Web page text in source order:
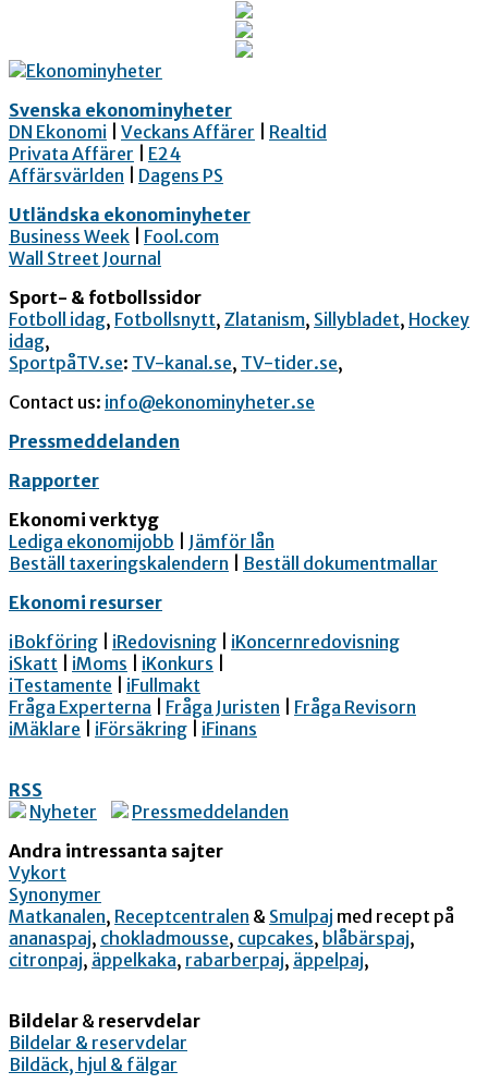
Svenska ekonominyheter
DN Ekonomi
Veckans Affärer
Realtid
Privata Affärer
E24
Affärsvärlden
Dagens PS
Utländska ekonominyheter
Business Week
Fool.com
Wall Street Journal
Sport- & fotbollssidor
Fotboll idag, Fotbollsnytt, Zlatanism, Sillybladet, Hockey
idag,
SportpåTV.se: TV-kanal.se, TV-tider.se,
Contact us: info@ekonominyheter.se
Pressmeddelanden
Rapporter
Ekonomi verktyg
Lediga ekonomijobb
Jämför lån
Beställ taxeringskalendern
Beställ dokumentmallar
Ekonomi resurser
iBokföring
iRedovisning
iKoncernredovisning
iSkatt
iMoms iKonkurs
iTestamente
iFullmakt
Fråga Experterna
Fråga Juristen
Fråga Revisorn
iMäklare
iFörsäkring iFinans
RSS
Nyheter
Pressmeddelanden
Andra intressanta sajter
Vykort
Synonymer
Matkanalen, Receptcentralen & Smulpaj med recept på
ananaspaj, chokladmousse, cupcakes, blåbärspaj,
citronpaj, äppelkaka, rabarberpaj, äppelpaj,
Bildelar & reservdelar
Bildelar & reservdelar
Bildäck, hjul & fälgar